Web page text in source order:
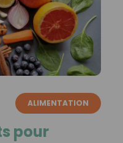
ALIMENTATION
pour